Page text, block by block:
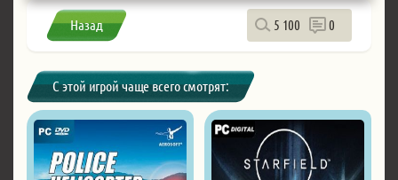
Назад 5 100 0
С этой игрой чаще всего смотрят: